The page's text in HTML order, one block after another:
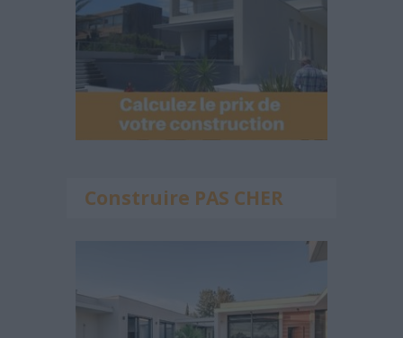
Construire PAS CHER